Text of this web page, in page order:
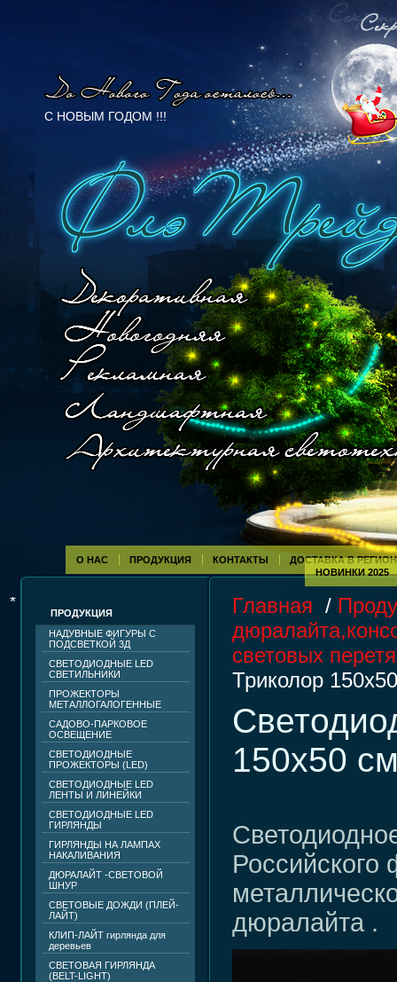
C НОВЫМ ГОДОМ !!!
О НАС ПРОДУКЦИЯ КОНТАКТЫ
ДОСТАВКА В
НОВИНКИ 2025
ПРОДУКЦИЯ
НАДУВНЫЕ ФИГУРЫ С
ПОДСВЕТКОЙ 3Д
СВЕТОДИОДНЫЕ LED
СВЕТИЛЬНИКИ
ПРОЖЕКТОРЫ
МЕТАЛЛОГАЛОГЕННЫЕ
САДОВО-ПАРКОВОЕ
ОСВЕЩЕНИЕ
СВЕТОДИОДНЫЕ
ПРОЖЕКТОРЫ (LED)
СВЕТОДИОДНЫЕ LED
ЛЕНТЫ И ЛИНЕЙКИ
СВЕТОДИОДНЫЕ LED
ГИРЛЯНДЫ
ГИРЛЯНДЫ НА ЛАМПАХ
НАКАЛИВАНИЯ
ДЮРАЛАЙТ -СВЕТОВОЙ
ШНУР
СВЕТОВЫЕ ДОЖДИ (ПЛЕЙ-
ЛАЙТ)
КЛИП-ЛАЙТ гирлянда для
деревьев
СВЕТОВАЯ ГИРЛЯНДА
(BELT-LIGHT)
Главная /
световых
Триколор
150х50
дюралайта .